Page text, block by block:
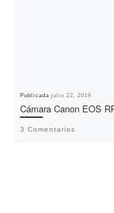
Publicadajulio 22, 2019
Cámara Canon EOS
3 Comentarios